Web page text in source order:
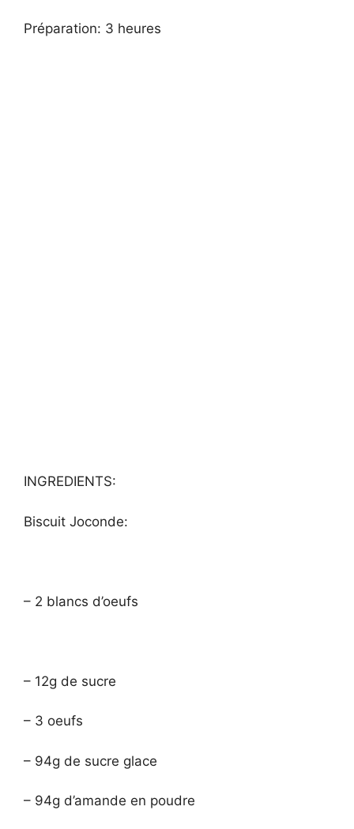
Préparation: 3 heures
INGREDIENTS:
Biscuit Joconde:
– 2 blancs d’oeufs
– 12g de sucre
– 3 oeufs
– 94g de sucre glace
– 94g d’amande en poudre